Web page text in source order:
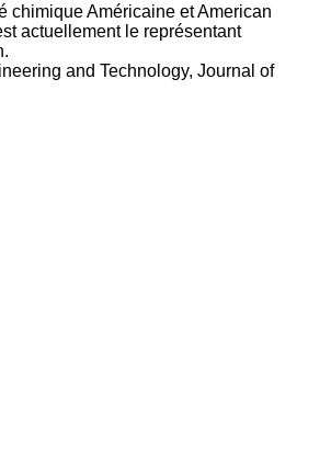
chimique Américaine et American
actuellement le représentant
and Technology, Journal of